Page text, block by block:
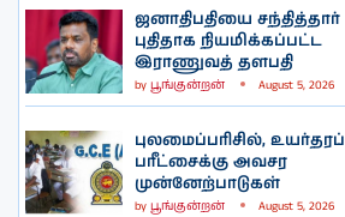
ஜனாதிபதியை சந்தித்தார்
புதிதாக நியமிக்கப்பட்ட
இராணுவத் தளபதி
by பூங்குன்றன் August 5, 2026
புலமைப்பரிசில், உயர்தரப்
பரீட்சைக்கு அவசர
முன்னேற்பாடுகள்
by பூங்குன்றன் August 5, 2026